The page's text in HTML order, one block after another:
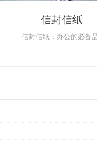
信封信纸
信封信纸：办公的必备